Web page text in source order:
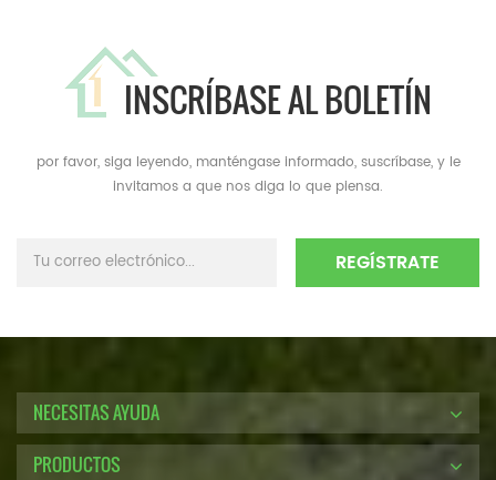
INSCRÍBASE AL BOLETÍN
por favor, siga leyendo, manténgase informado, suscríbase, y le
invitamos a que nos diga lo que piensa.
NECESITAS AYUDA
PRODUCTOS